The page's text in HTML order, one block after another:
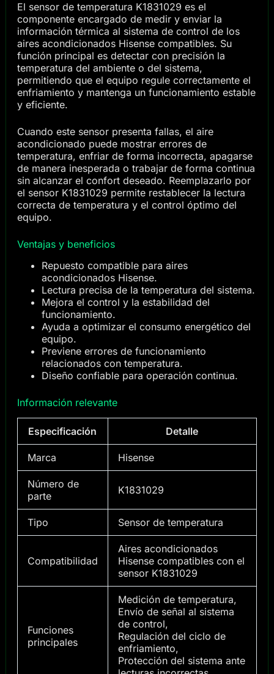
El sensor de temperatura K1831029 es el
componente encargado de medir y enviar la
información térmica al sistema de control de los
aires acondicionados Hisense compatibles. Su
función principal es detectar con precisión la
temperatura del ambiente o del sistema,
permitiendo que el equipo regule correctamente el
enfriamiento y mantenga un funcionamiento estable
y eficiente.
Cuando este sensor presenta fallas, el aire
acondicionado puede mostrar errores de
temperatura, enfriar de forma incorrecta, apagarse
de manera inesperada o trabajar de forma continua
sin alcanzar el confort deseado. Reemplazarlo por
el sensor K1831029 permite restablecer la lectura
correcta de temperatura y el control óptimo del
equipo.
Ventajas y beneficios
Repuesto compatible para aires
acondicionados Hisense.
Lectura precisa de la temperatura del sistema.
Mejora el control y la estabilidad del
funcionamiento.
Ayuda a optimizar el consumo energético del
equipo.
Previene errores de funcionamiento
relacionados con temperatura.
Diseño confiable para operación continua.
Información relevante
Especificación Detalle
Marca Hisense
Número de
parte
K1831029
Tipo Sensor de temperatura
Compatibilidad
Aires acondicionados
Hisense compatibles con el
sensor K1831029
Funciones
principales
Medición de temperatura,
Envío de señal al sistema
de control,
Regulación del ciclo de
enfriamiento,
Protección del sistema ante